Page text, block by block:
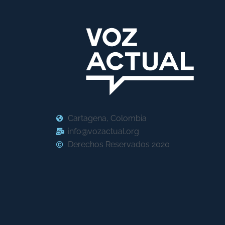
Cartagena, Colombia
info@vozactual.org
Derechos Reservados 2020